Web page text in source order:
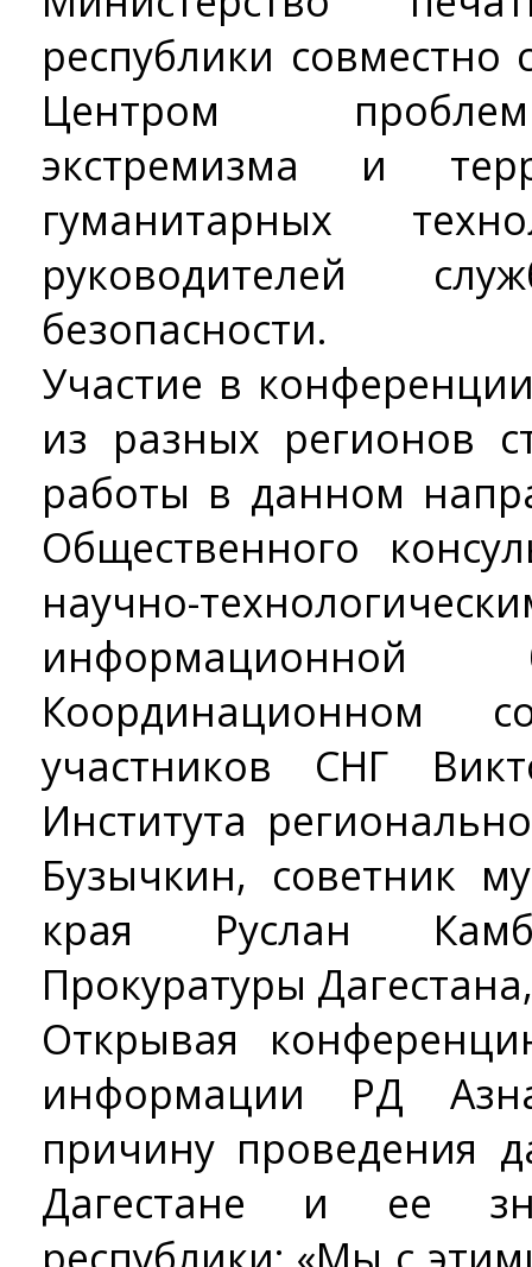
республики совместно
Центром
экстремизма и
гуманитарных
руководителей
безопасности.
Участие в
из разных регионов
работы в данном
Общественного
научно­-
информационной
Координационном
участников СНГ
Института
Бузычкин, советник
края Руслан
Прокуратуры
Открывая
информации РД
причину проведения
Дагестане и ее